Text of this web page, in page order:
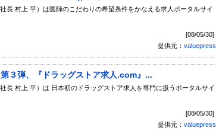
長 村上 平）は医師のこだわりの希望条件をかなえる求人ポータルサイ
[08/05/30]
提供元： valuepress
３弾、『ドラッグストア求人.com』...
長 村上 平）は 日本初のドラッグストア求人を専門に扱うポータルサイ
[08/05/30]
提供元： valuepress